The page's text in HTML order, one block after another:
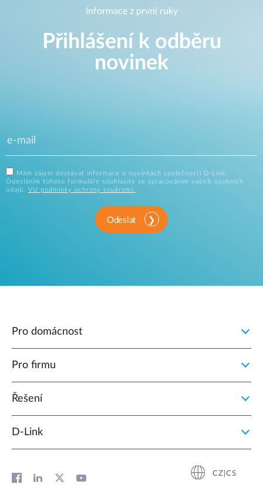
Informace z první ruky
Přihlášení k odběru
novinek
Mám zájem dostávat informace o novinkách společnosti D-Link.
Odesláním tohoto formuláře souhlasíte se zpracováním vašich osobních
údajů. Viz podmínky ochrany soukromí.
Odeslat
Pro domácnost
Pro firmu
Řešení
D‑Link
CZ|CS